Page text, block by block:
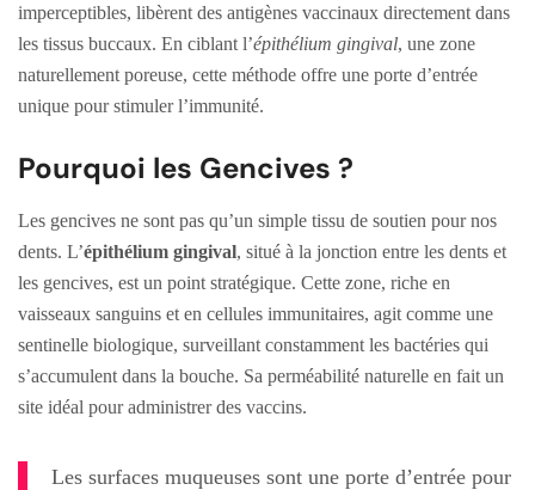
imperceptibles, libèrent des antigènes vaccinaux directement dans
les tissus buccaux. En ciblant l’épithélium gingival, une zone
naturellement poreuse, cette méthode offre une porte d’entrée
unique pour stimuler l’immunité.
Pourquoi les Gencives ?
Les gencives ne sont pas qu’un simple tissu de soutien pour nos
dents. L’épithélium gingival, situé à la jonction entre les dents et
les gencives, est un point stratégique. Cette zone, riche en
vaisseaux sanguins et en cellules immunitaires, agit comme une
sentinelle biologique, surveillant constamment les bactéries qui
s’accumulent dans la bouche. Sa perméabilité naturelle en fait un
site idéal pour administrer des vaccins.
Les surfaces muqueuses sont une porte d’entrée pour